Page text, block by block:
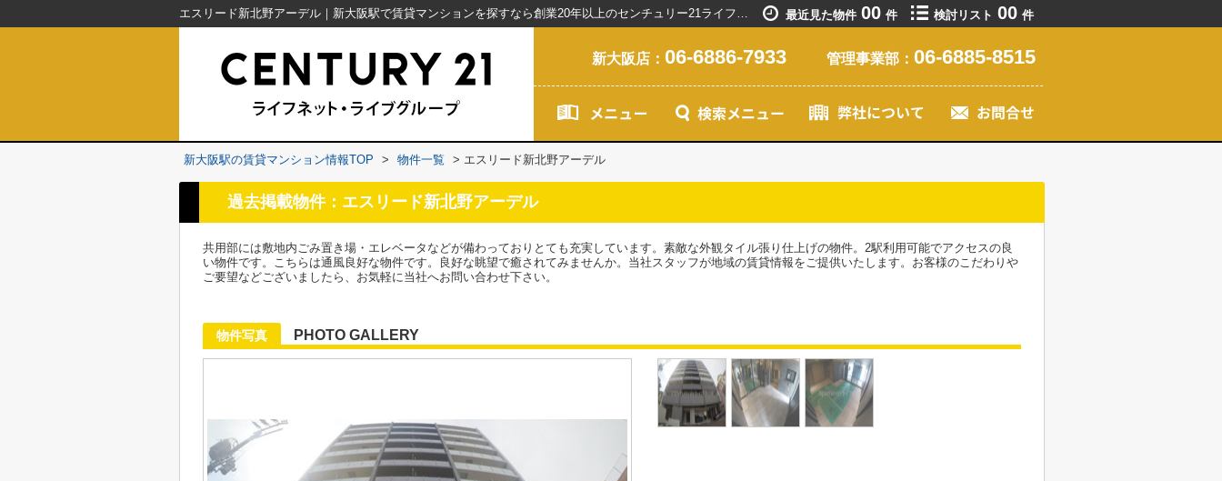
エスリード新北野アーデル｜新大阪駅で賃貸マンションを探すなら創業20年以上のセンチュリー21ライフネット・ライブグループ 最近見た物件 00 件 検討リスト 00 件
新大阪店： 06-6886-7933 管理事業部： 06-6885-8515
新大阪駅の賃貸マンション情報TOP > 物件一覧 > エスリード新北野アーデル
過去掲載物件：エスリード新北野アーデル
共用部には敷地内ごみ置き場・エレベータなどが備わっておりとても充実しています。素敵な外観タイル張り仕上げの物件。2駅利用可能でアクセスの良
い物件です。こちらは通風良好な物件です。良好な眺望で癒されてみませんか。当社スタッフが地域の賃貸情報をご提供いたします。お客様のこだわりや
ご要望などございましたら、お気軽に当社へお問い合わせ下さい。
物件写真 PHOTO GALLERY